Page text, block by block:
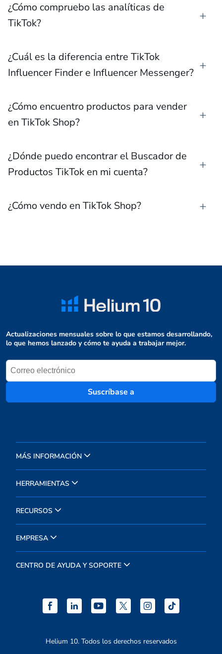
¿Cómo compruebo las analíticas de
TikTok?
¿Cuál es la diferencia entre TikTok
Influencer Finder e Influencer Messenger?
¿Cómo encuentro productos para vender
en TikTok Shop?
¿Dónde puedo encontrar el Buscador de
Productos TikTok en mi cuenta?
¿Cómo vendo en TikTok Shop?
Actualizaciones mensuales sobre lo que estamos desarrollando,
lo que hemos lanzado y cómo te ayuda a trabajar mejor.
Suscríbase a
MÁS INFORMACIÓN
HERRAMIENTAS
RECURSOS
EMPRESA
CENTRO DE AYUDA Y SOPORTE
Helium 10. Todos los derechos reservados